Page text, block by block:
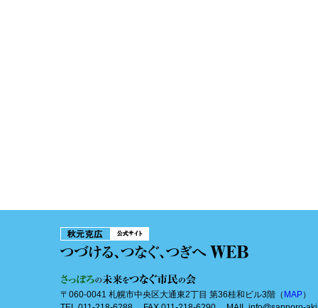
〒060-0041 札幌市中央区大通東2丁目 第36桂和ビル3階（ MAP）